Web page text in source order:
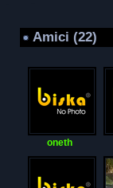
Amici (22)
oneth